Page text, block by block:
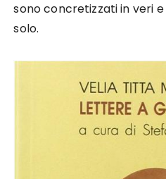
sono concretizzati in veri
solo.